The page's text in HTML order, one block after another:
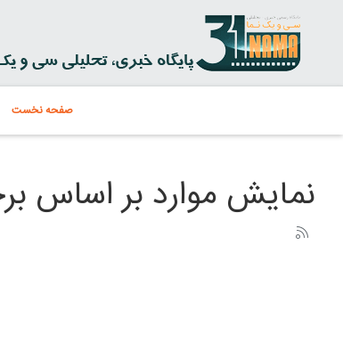
صفحه نخست
نمایش موارد بر اساس